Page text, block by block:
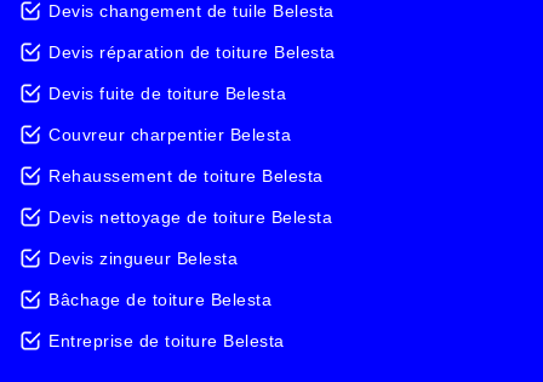
Devis changement de tuile Belesta
Devis réparation de toiture Belesta
Devis fuite de toiture Belesta
Couvreur charpentier Belesta
Rehaussement de toiture Belesta
Devis nettoyage de toiture Belesta
Devis zingueur Belesta
Bâchage de toiture Belesta
Entreprise de toiture Belesta